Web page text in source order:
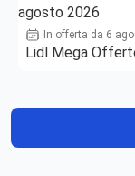
In offerta da 6
Lidl Mega